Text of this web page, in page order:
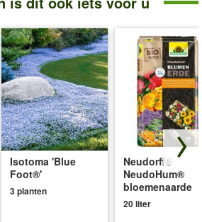
Isotoma 'Blue
Foot®'
3 planten
Neudorff®
NeudoHum®
bloemenaarde
20 liter